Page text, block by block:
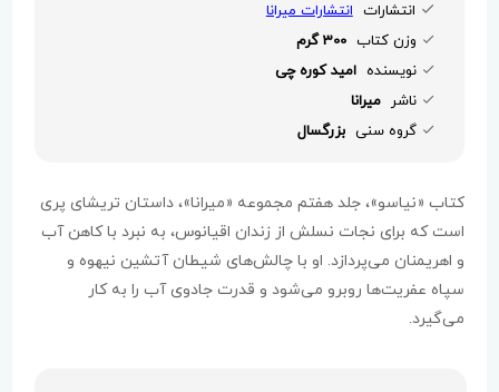
انتشارات انتشارات میرانا
وزن کتاب 300 گرم
نویسنده امید کوره چی
ناشر میرانا
گروه سنی بزرگسال
کتاب «نیاسو»، جلد هفتم مجموعه «میرانا»، داستان تریشای پری
است که برای نجات نسلش از زندان اقیانوس، به نبرد با کاهن آب
و اهریمنان می‌پردازد. او با چالش‌های شیطان آتشین نیهوه و
سپاه عفریت‌ها روبرو می‌شود و قدرت جادوی آب را به کار
می‌گیرد.